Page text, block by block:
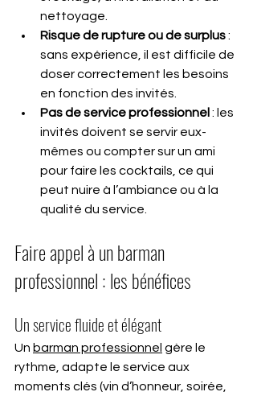
nettoyage.
Risque de rupture ou de surplus :
sans expérience, il est difficile de
doser correctement les besoins
en fonction des invités.
Pas de service professionnel : les
invités doivent se servir eux-
mêmes ou compter sur un ami
pour faire les cocktails, ce qui
peut nuire à l’ambiance ou à la
qualité du service.
Faire appel à un barman
professionnel : les bénéfices
Un service fluide et élégant
Un barman professionnel gère le
rythme, adapte le service aux
moments clés (vin d’honneur, soirée,